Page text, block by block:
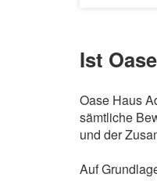
Ist
Oase Haus
sämtliche
und der
Auf